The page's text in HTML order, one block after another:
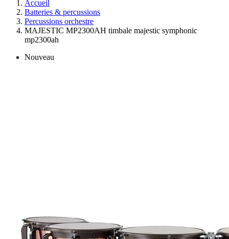
Accueil
Batteries & percussions
Percussions orchestre
MAJESTIC MP2300AH timbale majestic symphonic
mp2300ah
Nouveau